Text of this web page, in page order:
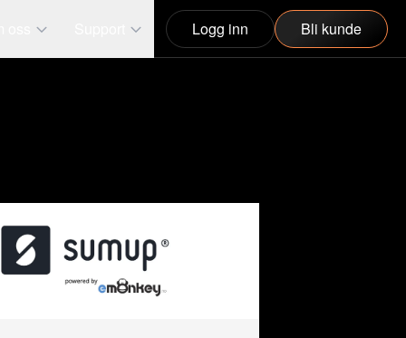
Logg inn Bli kunde